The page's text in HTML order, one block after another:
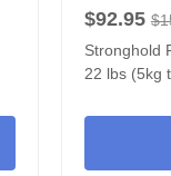
$92.95
Stronghold
22 lbs (5kg